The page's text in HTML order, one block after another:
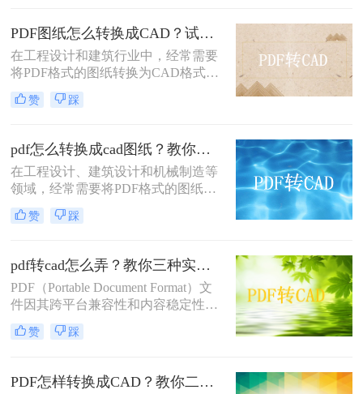
PDF图纸怎么转换成CAD？试试这三个转换方法！
在工程设计和建筑行业中，经常需要
将PDF格式的图纸转换为CAD格式，
以便进行进一步的编辑和修改。那么
PDF图纸怎么转换成CAD呢？本文将
CAD图纸的方法，帮助您根据不同的
需求选择最合适的方式。
赞 踩
pdf怎么转换成cad图纸？教你这二种简单的方法！
在工程设计、建筑设计和机械制造等
领域，经常需要将PDF格式的图纸转
换为CAD格式，以便进行进一步的编
辑、修改和优化。PDF文件主要是为
并不直接支持CAD的矢量图形编辑功
能，因此转换过程需要借助特定的工
具和技术。那么pdf怎么转换成cad图
纸呢？本文将介绍两种高效且易于操
作的PDF转换成CAD的方法，帮助读
者轻松应对这一需求。
赞 踩
pdf转cad怎么弄？教你三种实用的转换方法！
PDF（Portable Document Format）文
件因其跨平台兼容性和内容稳定性，
在文档分享和存档中得到了广泛应
用。然而，在某些专业领域，如建筑
CAD（Computer-Aided Design）文件
因其强大的绘图和编辑功能而备受青
赞 踩
PDF怎样转换成CAD？教你二个简单方法！